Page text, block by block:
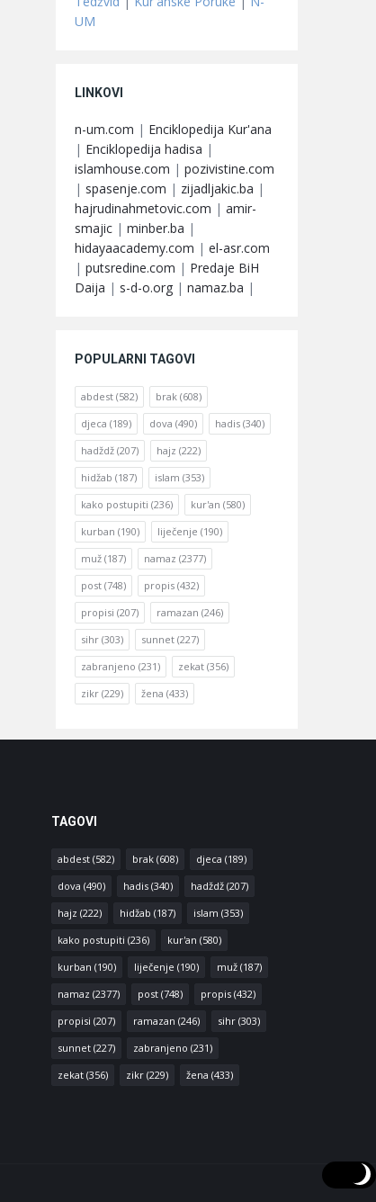
UM
LINKOVI
n-um.com | Enciklopedija Kur'ana
| Enciklopedija hadisa |
islamhouse.com | pozivistine.com
| spasenje.com | zijadljakic.ba |
hajrudinahmetovic.com | amir-
smajic | minber.ba |
hidayaacademy.com | el-asr.com
| putsredine.com | Predaje BiH
Daija | s-d-o.org | namaz.ba |
POPULARNI TAGOVI
abdest (582) brak (608)
djeca (189) dova (490) hadis (340)
hadždž (207) hajz (222)
hidžab (187) islam (353)
kako postupiti (236) kur'an (580)
kurban (190) liječenje (190)
muž (187) namaz (2377)
post (748) propis (432)
propisi (207) ramazan (246)
sihr (303) sunnet (227)
zabranjeno (231) zekat (356)
zikr (229) žena (433)
TAGOVI
abdest(582) brak(608) djeca (189)
dova (490) hadis(340) hadždž(207)
hajz (222) hidžab (187) islam (353)
kako postupiti (236) kur'an (580)
kurban (190) liječenje (190) muž(187)
namaz (2377) post(748) propis(432)
propisi (207) ramazan (246) sihr(303)
sunnet(227) zabranjeno (231)
zekat(356) zikr(229) žena (433)